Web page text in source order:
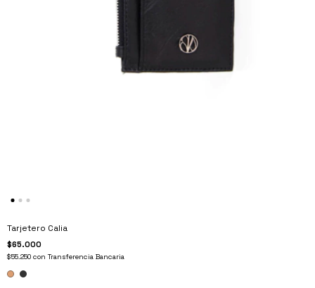
Tarjetero Calia
$65.000
$55.250 con Transferencia Bancaria